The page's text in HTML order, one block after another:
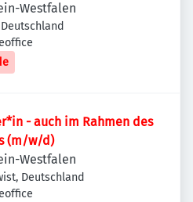
Westfalen
- auch im Rahmen des
(m/w/d)
Westfalen
Deutschland